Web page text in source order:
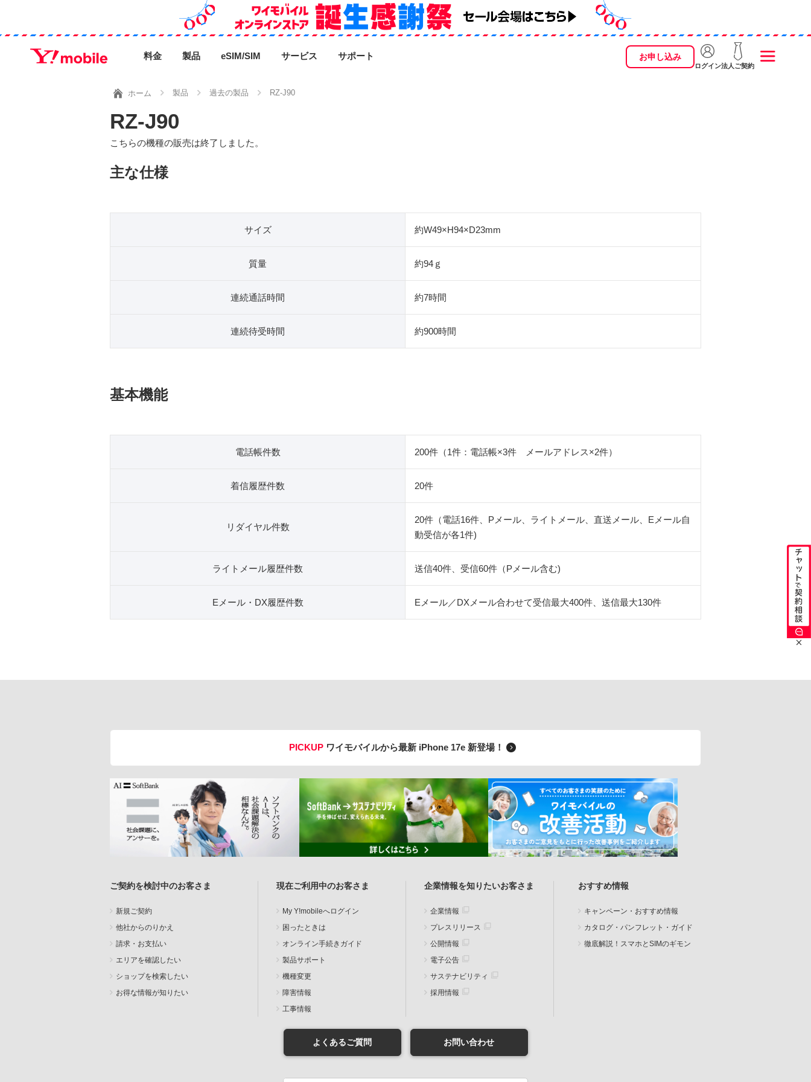
料金 製品 eSIM/SIM サービス サポート お申し込み
ログイン法人ご契約
ホーム 製品 過去の製品 RZ-J90
RZ-J90
こちらの機種の販売は終了しました。
主な仕様
サイズ 約W49×H94×D23mm
質量 約94ｇ
連続通話時間 約7時間
連続待受時間 約900時間
基本機能
電話帳件数 200件（1件：電話帳×3件 メールアドレス×2件）
着信履歴件数 20件
リダイヤル件数
20件（電話16件、Pメール、ライトメール、直送メール、Eメール自
動受信が各1件)
ライトメール履歴件数 送信40件、受信60件（Pメール含む)
Eメール・DX履歴件数 Eメール／DXメール合わせて受信最大400件、送信最大130件
PICKUP ワイモバイルから最新 iPhone 17e 新登場！
ご契約を検討中のお客さま
新規ご契約
他社からのりかえ
請求・お支払い
エリアを確認したい
ショップを検索したい
お得な情報が知りたい
現在ご利用中のお客さま
My Y!mobileへログイン
困ったときは
オンライン手続きガイド
製品サポート
機種変更
障害情報
工事情報
企業情報を知りたいお客さま
企業情報
プレスリリース
公開情報
電子公告
サステナビリティ
採用情報
おすすめ情報
キャンペーン・おすすめ情報
カタログ・パンフレット・ガイド
徹底解説！スマホとSIMのギモン
よくあるご質問 お問い合わせ